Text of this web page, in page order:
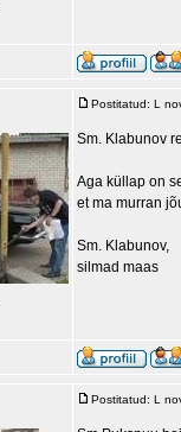
Postitatud: L
Sm. Klabunov
Aga küllap on
et ma murran
Sm. Klabunov,
silmad maas
Postitatud: L